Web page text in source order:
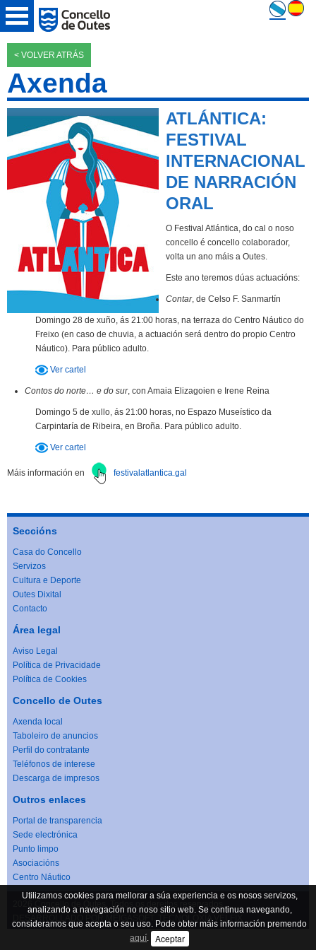
< VOLVER ATRÁS
Axenda
ATLÁNTICA:
FESTIVAL
INTERNACIONAL
DE NARRACIÓN
ORAL
O Festival Atlántica, do cal o noso
concello é concello colaborador,
volta un ano máis a Outes.
Este ano teremos dúas actuacións:
Contar, de Celso F. Sanmartín
Domingo 28 de xuño, ás 21:00 horas, na terraza do Centro Náutico do
Freixo (en caso de chuvia, a actuación será dentro do propio Centro
Náutico). Para público adulto.
Ver cartel
Contos do norte… e do sur, con Amaia Elizagoien e Irene Reina
Domingo 5 de xullo, ás 21:00 horas, no Espazo Museístico da
Carpintaría de Ribeira, en Broña. Para público adulto.
Ver cartel
Máis información en festivalatlantica.gal
Seccións
Casa do Concello
Servizos
Cultura e Deporte
Outes Dixital
Contacto
Área legal
Aviso Legal
Política de Privacidade
Política de Cookies
Concello de Outes
Axenda local
Taboleiro de anuncios
Perfil do contratante
Teléfonos de interese
Descarga de impresos
Outros enlaces
Portal de transparencia
Sede electrónica
Punto limpo
Asociacións
Centro Náutico
2026 Concello de Outes. Todos os dereitos reservados.
DESARROLLADO POR
. TECNOLOXÍA VELFIX
Utilizamos cookies para mellorar a súa experiencia e os nosos servizos,
analizando a navegación no noso sitio web. Se continua navegando,
consideramos que acepta o seu uso. Pode obter máis información premendo
aquí. Aceptar